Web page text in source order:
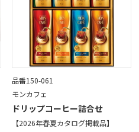
品番150-061
モンカフェ
ドリップコーヒー詰合せ
【2026年春夏カタログ掲載品】